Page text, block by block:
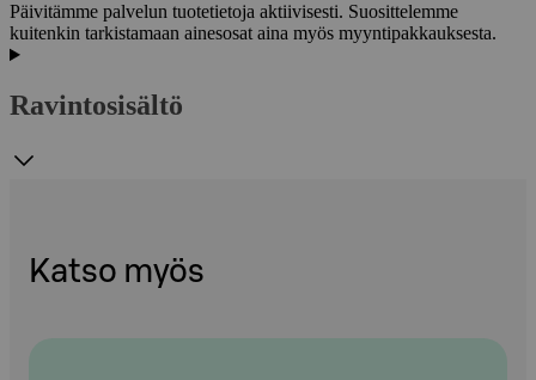
Päivitämme palvelun tuotetietoja aktiivisesti. Suosittelemme
kuitenkin tarkistamaan ainesosat aina myös myyntipakkauksesta.
Ravintosisältö
Katso myös